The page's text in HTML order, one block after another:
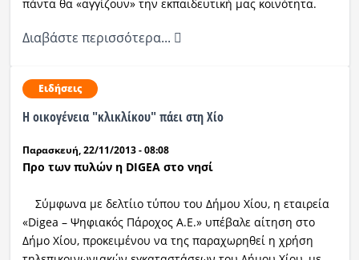
πάντα θα «αγγίζουν» την εκπαιδευτική μας κοινότητα.
Διαβάστε περισσότερα...
Ειδήσεις
Η οικογένεια "κλικλίκου" πάει στη Χίο
Παρασκευή, 22/11/2013 - 08:08
Προ των πυλών η DIGEA στο νησί
Σύμφωνα με δελτίιο τύπου του Δήμου Χίου, η εταιρεία
«Digea – Ψηφιακός Πάροχος Α.Ε.» υπέβαλε αίτηση στο
Δήμο Χίου, προκειμένου να της παραχωρηθεί η χρήση